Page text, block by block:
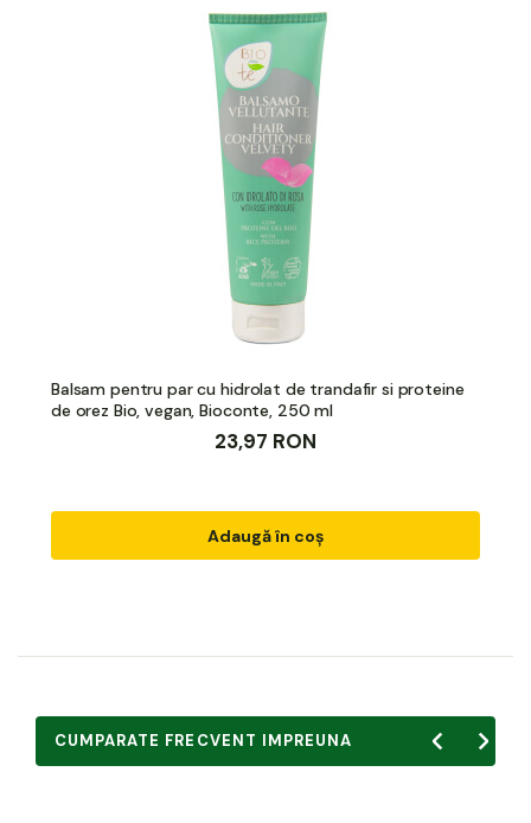
Balsam pentru par cu hidrolat de trandafir si proteine
de orez Bio, vegan, Bioconte, 250 ml
23,97 RON
Adaugă în coș
CUMPARATE FRECVENT IMPREUNA